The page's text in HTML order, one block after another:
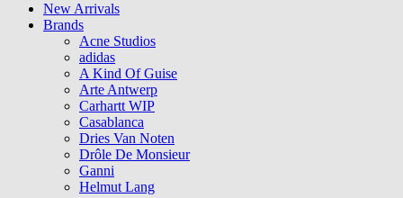
New Arrivals
Brands
Acne Studios
adidas
A Kind Of Guise
Arte Antwerp
Carhartt WIP
Casablanca
Dries Van Noten
Drôle De Monsieur
Ganni
Helmut Lang